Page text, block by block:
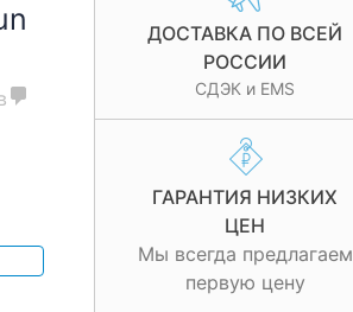
ДОСТАВКА ПО ВСЕЙ
РОССИИ
СДЭК и EMS
ГАРАНТИЯ НИЗКИХ
ЦЕН
Мы всегда предлагаем
первую цену